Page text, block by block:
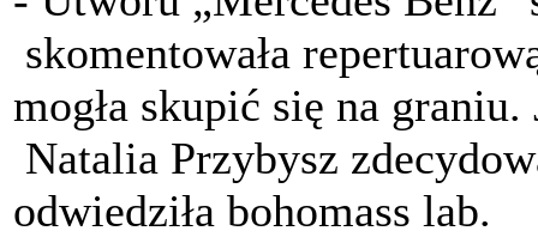
skomentowała
mogła skupić się na
Natalia Przybysz
odwiedziła bohomass lab.